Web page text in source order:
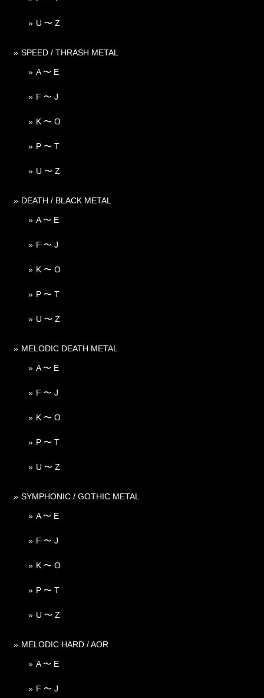
U 〜 Z
SPEED / THRASH METAL
A 〜 E
F 〜 J
K 〜 O
P 〜 T
U 〜 Z
DEATH / BLACK METAL
A 〜 E
F 〜 J
K 〜 O
P 〜 T
U 〜 Z
MELODIC DEATH METAL
A 〜 E
F 〜 J
K 〜 O
P 〜 T
U 〜 Z
SYMPHONIC / GOTHIC METAL
A 〜 E
F 〜 J
K 〜 O
P 〜 T
U 〜 Z
MELODIC HARD / AOR
A 〜 E
F 〜 J